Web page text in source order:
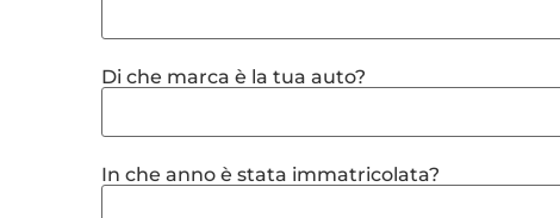
Di che marca è la tua auto?
In che anno è stata immatricolata?